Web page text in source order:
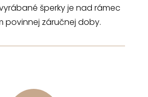
šperky je nad rámec
povinnej záručnej doby.